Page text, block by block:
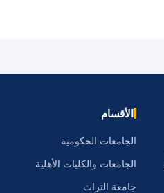
الأقسام
الجامعات الحكومية
الجامعات والكليات الأهلية
جامعة التراث